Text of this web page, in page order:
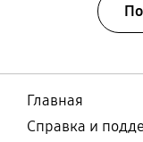
Главная
Справка и